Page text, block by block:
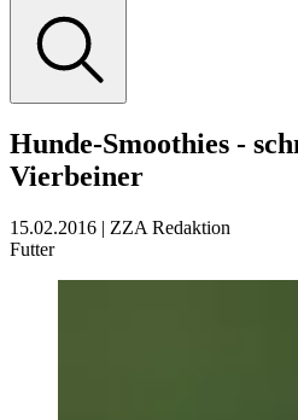
Hunde-Smoothies -
Vierbeiner
15.02.2016 | ZZA Redaktion
Futter